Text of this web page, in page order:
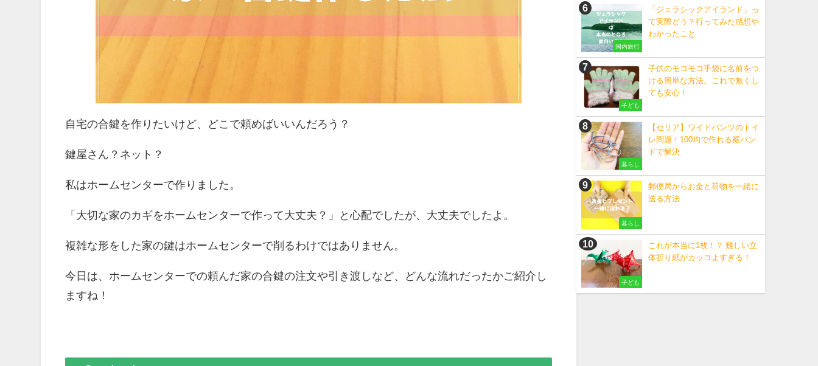
自宅の合鍵を作りたいけど、どこで頼めばいいんだろう？
鍵屋さん？ネット？
私はホームセンターで作りました。
「大切な家のカギをホームセンターで作って大丈夫？」と心配でしたが、大丈夫でしたよ。
複雑な形をした家の鍵はホームセンターで削るわけではありません。
今日は、ホームセンターでの頼んだ家の合鍵の注文や引き渡しなど、どんな流れだったかご紹介し
ますね！
国内旅行
「ジェラシックアイランド」っ
て実際どう？行ってみた感想や
わかったこと
子ども
子供のモコモコ手袋に名前をつ
ける簡単な方法。これで無くし
ても安心！
暮らし
【セリア】ワイドパンツのトイ
レ問題！100均で作れる裾バン
ドで解決
暮らし
郵便局からお金と荷物を一緒に
送る方法
子ども
これが本当に1枚！？ 難しい立
体折り紙がカッコよすぎる！